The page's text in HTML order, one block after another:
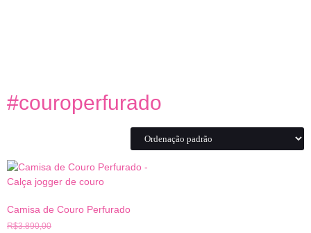
#couroperfurado
Camisa de Couro Perfurado
R$3.890,00